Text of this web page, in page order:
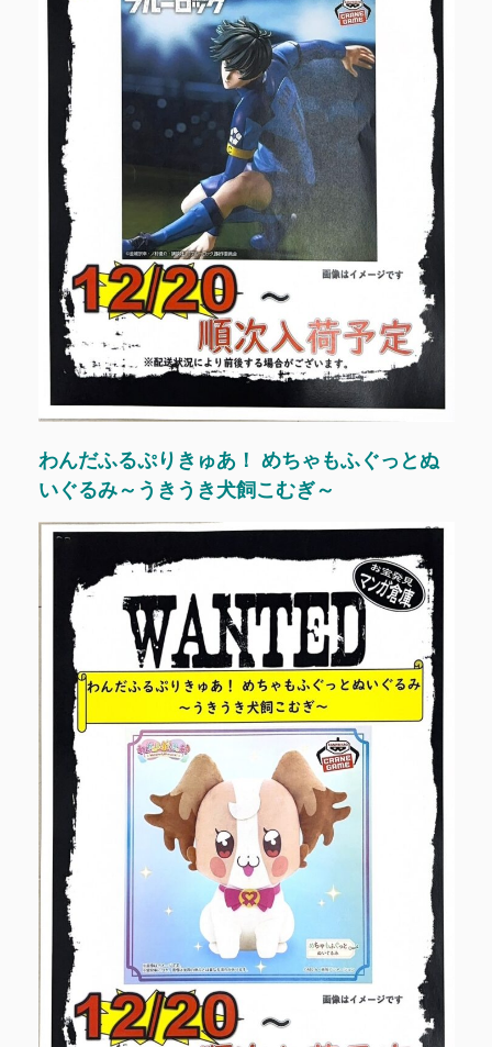
わんだふるぷりきゅあ！ めちゃもふぐっとぬ
いぐるみ～うきうき犬飼こむぎ～